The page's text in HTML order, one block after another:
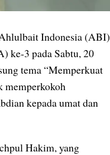
Indonesia (ABI)
ke-3 pada Sabtu, 20
tema “Memperkuat
memperkokoh
kepada umat dan
Hakim, yang